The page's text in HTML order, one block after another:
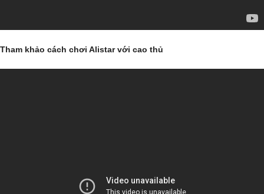
Tham khảo cách chơi Alistar với cao thủ